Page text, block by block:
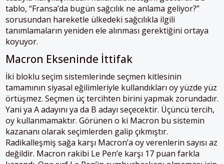
tablo, “Fransa’da bugün sağcılık ne anlama geliyor?”
sorusundan hareketle ülkedeki sağcılıkla ilgili
tanımlamaların yeniden ele alınması gerektiğini ortaya
koyuyor.
Macron Ekseninde İttifak
İki bloklu seçim sistemlerinde seçmen kitlesinin
tamamının siyasal eğilimleriyle kullandıkları oy yüzde yüz
örtüşmez. Seçmen üç tercihten birini yapmak zorundadır.
Yani ya A adayını ya da B adayı seçecektir. Üçüncü tercih,
oy kullanmamaktır. Görünen o ki Macron bu sistemin
kazananı olarak seçimlerden galip çıkmıştır.
Radikalleşmiş sağa karşı Macron’a oy verenlerin sayısı az
değildir. Macron rakibi Le Pen’e karşı 17 puan farkla